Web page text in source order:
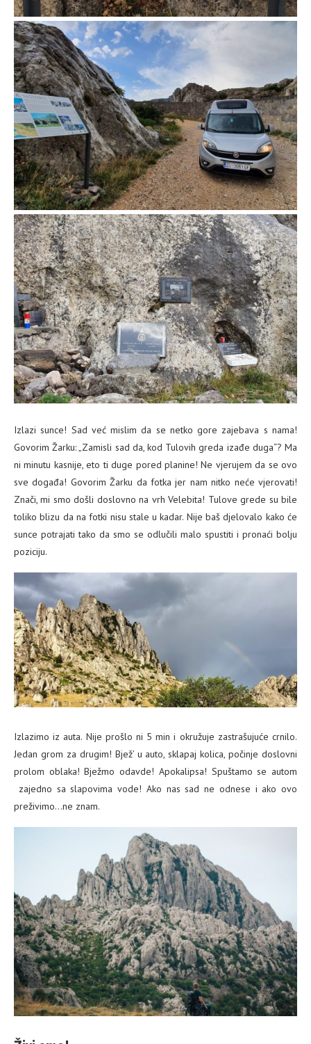
Izlazi sunce! Sad već mislim da se netko gore zajebava s nama!
Govorim Žarku: „Zamisli sad da, kod Tulovih greda izađe duga“? Ma
ni minutu kasnije, eto ti duge pored planine! Ne vjerujem da se ovo
sve događa! Govorim Žarku da fotka jer nam nitko neće vjerovati!
Znači, mi smo došli doslovno na vrh Velebita! Tulove grede su bile
toliko blizu da na fotki nisu stale u kadar. Nije baš djelovalo kako će
sunce potrajati tako da smo se odlučili malo spustiti i pronaći bolju
poziciju.
Izlazimo iz auta. Nije prošlo ni 5 min i okružuje zastrašujuće crnilo.
Jedan grom za drugim! Bjež’ u auto, sklapaj kolica, počinje doslovni
prolom oblaka! Bježmo odavde! Apokalipsa! Spuštamo se autom
zajedno sa slapovima vode! Ako nas sad ne odnese i ako ovo
preživimo…ne znam.